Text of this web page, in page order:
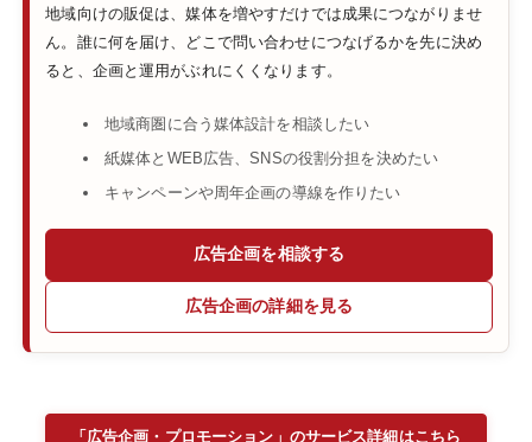
地域向けの販促は、媒体を増やすだけでは成果につながりませ
ん。誰に何を届け、どこで問い合わせにつなげるかを先に決め
ると、企画と運用がぶれにくくなります。
地域商圏に合う媒体設計を相談したい
紙媒体とWEB広告、SNSの役割分担を決めたい
キャンペーンや周年企画の導線を作りたい
広告企画を相談する
広告企画の詳細を見る
「広告企画・プロモーション」のサービス詳細はこちら